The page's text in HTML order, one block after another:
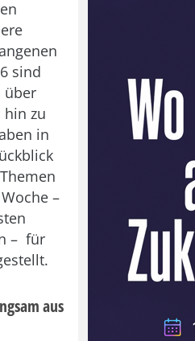
sind
über
hin zu
in
–
– für
aus